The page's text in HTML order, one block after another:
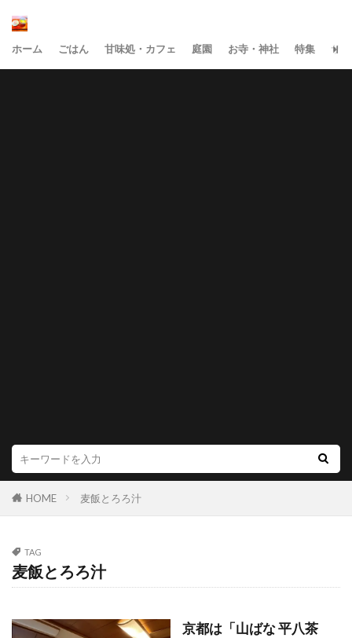
ホーム ごはん 甘味処・カフェ 庭園 お寺・神社 特集 サ
HOME 麦飯とろろ汁
TAG
麦飯とろろ汁
京都は「山ばな 平八茶